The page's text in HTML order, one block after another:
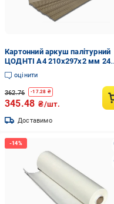
Картонний аркуш палітурний
ЦОДНТІ А4 210х297х2 мм 24
листів (КPL-210/297-2,0-24-2)
оцінити
362.76 -17.28 ₴
345.48 ₴/шт.
Доставимо